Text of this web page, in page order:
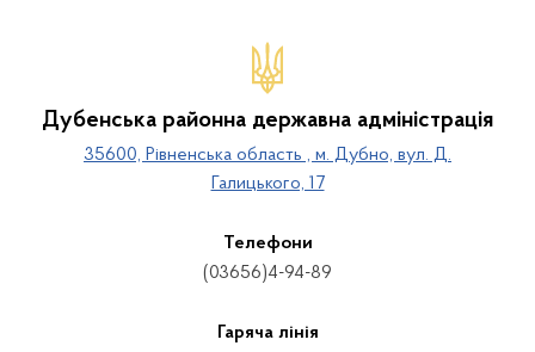
Дубенська районна державна адміністрація
35600, Рівненська область , м. Дубно, вул. Д.
Галицького, 17
Телефони
(03656)4-94-89
Гаряча лінія